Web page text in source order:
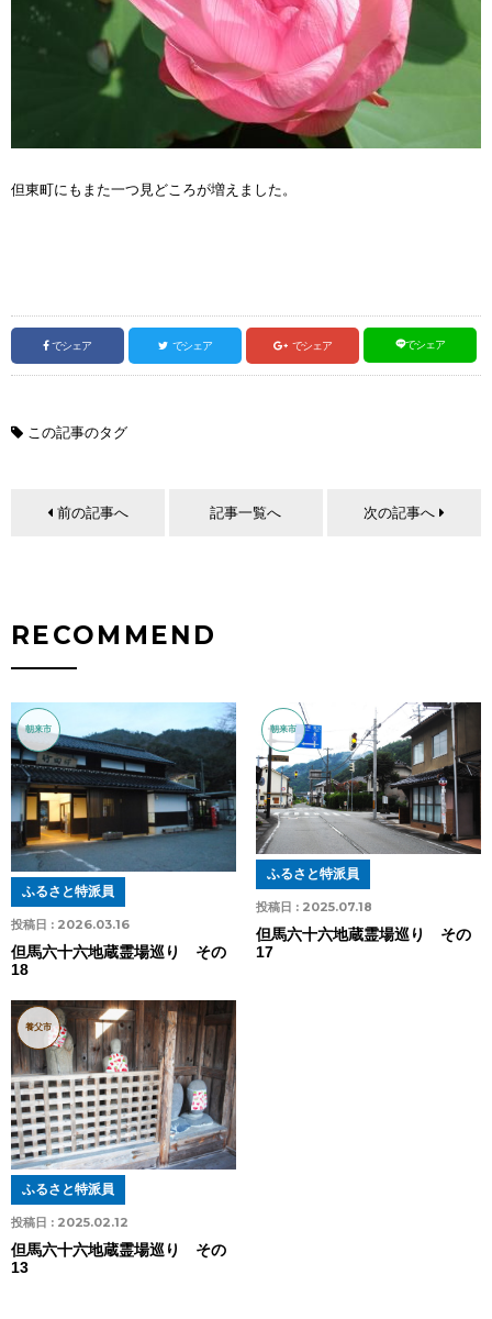
但東町にもまた一つ見どころが増えました。
でシェア でシェア でシェア でシェア
この記事のタグ
前の記事へ 記事一覧へ 次の記事へ
RECOMMEND
朝来市
投稿日 : 2026.03.16
ふるさと特派員
但馬六十六地蔵霊場巡り その
18
朝来市
投稿日 : 2025.07.18
ふるさと特派員
但馬六十六地蔵霊場巡り その
17
養父市
投稿日 : 2025.02.12
ふるさと特派員
但馬六十六地蔵霊場巡り その
13